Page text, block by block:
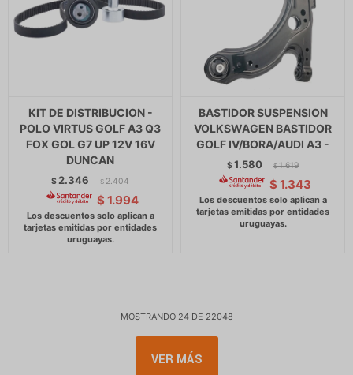
KIT DE DISTRIBUCION -
POLO VIRTUS GOLF A3 Q3
FOX GOL G7 UP 12V 16V
DUNCAN
$ 2.346 $ 2.404
$ 1.994
BASTIDOR SUSPENSION
VOLKSWAGEN BASTIDOR
GOLF IV/BORA/AUDI A3 -
$1.580 $ 1.619
$ 1.343
MOSTRANDO 24DE 22048
VER MÁS